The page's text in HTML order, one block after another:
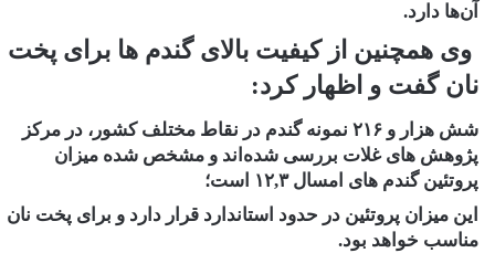
آن‌ها دارد.
وی همچنین از کیفیت بالای گندم ها برای پخت
نان گفت و اظهار کرد:
شش هزار و ۲۱۶ نمونه گندم در نقاط مختلف کشور، در مرکز
پژوهش های غلات بررسی شده‌اند و مشخص شده میزان
پروتئین گندم های امسال ۱۲,۳ است؛
این میزان پروتئین در حدود استاندارد قرار دارد و برای پخت نان
مناسب خواهد بود.